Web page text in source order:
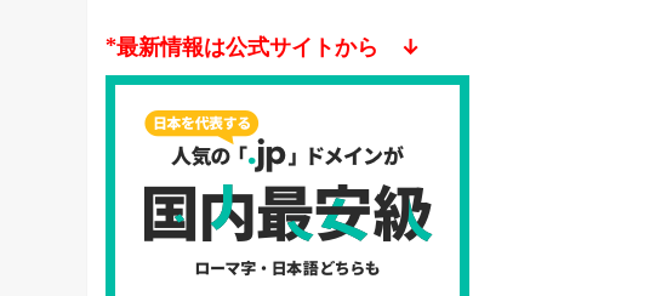
*最新情報は公式サイトから ↓